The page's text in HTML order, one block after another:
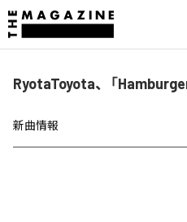
RyotaToyota、「
新曲情報